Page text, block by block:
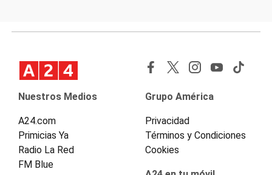
Nuestros Medios
A24.com
Primicias Ya
Radio La Red
FM Blue
Grupo América
Privacidad
Términos y Condiciones
Cookies